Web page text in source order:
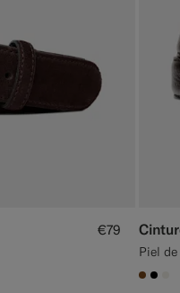
€79
Piel